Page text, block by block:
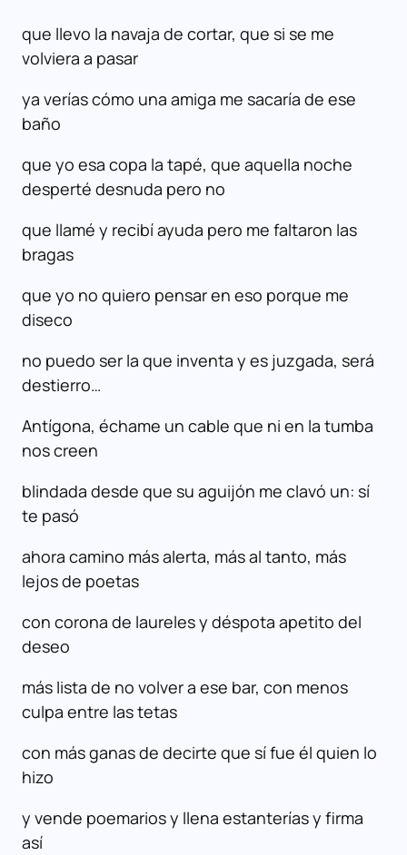
que llevo la navaja de cortar, que si se me
volviera a pasar
ya verías cómo una amiga me sacaría de ese
baño
que yo esa copa la tapé, que aquella noche
desperté desnuda pero no
que llamé y recibí ayuda pero me faltaron las
bragas
que yo no quiero pensar en eso porque me
diseco
no puedo ser la que inventa y es juzgada, será
destierro…
Antígona, échame un cable que ni en la tumba
nos creen
blindada desde que su aguijón me clavó un: sí
te pasó
ahora camino más alerta, más al tanto, más
lejos de poetas
con corona de laureles y déspota apetito del
deseo
más lista de no volver a ese bar, con menos
culpa entre las tetas
con más ganas de decirte que sí fue él quien lo
hizo
y vende poemarios y llena estanterías y firma
así